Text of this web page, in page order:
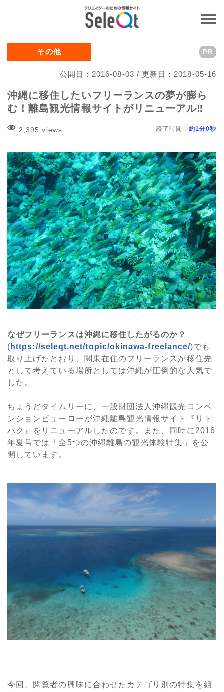
その他
公開日：2016-08-03 / 更新日：2018-05-16
PR
沖縄に移住したいフリーランスの夢が膨ら
む！離島観光情報サイトがリニューアル‼
2,395 views 読了時間 : 約1分0秒
なぜフリーランスは沖縄に移住したがるのか？
( https://seleqt.net/topic/okinawa-freelance/)でも
取り上げたとおり、関東在住のフリーランスが移住先
として考えている場所としては沖縄が圧倒的な人気で
した。
ちょうどタイムリーに、一般財団法人沖縄観光コンベ
ンションビューローが沖縄離島観光情報サイト『リト
ハク』をリニューアルしたのです。また、同時に2016
年夏号では「全5つの沖縄離島の観光体験特集」を公
開しています。
今回、閲覧者の興味に合わせたカテゴリ別の特集を組